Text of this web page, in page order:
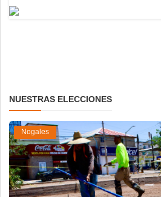
NUESTRAS ELECCIONES
Nogales